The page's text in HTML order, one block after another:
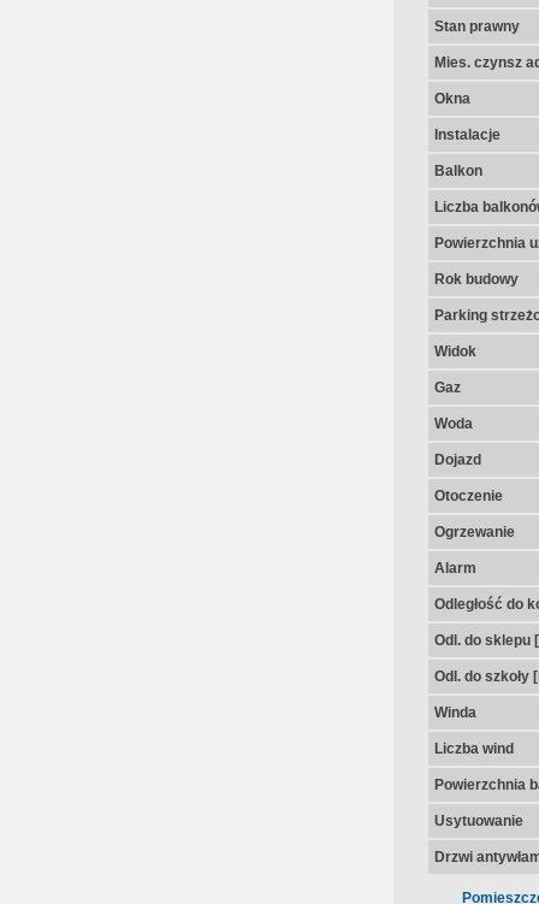
Stan prawny
Mies. czynsz
Okna
Instalacje
Balkon
Liczba
Powierzchnia
Rok budowy
Parking
Widok
Gaz
Woda
Dojazd
Otoczenie
Ogrzewanie
Alarm
Odległość do
Odl. do sklepu
Odl. do szkoły
Winda
Liczba wind
Powierzchnia
Usytuowanie
Drzwi